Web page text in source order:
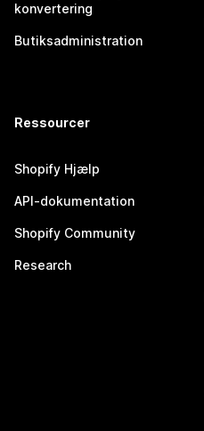
konvertering
Butiksadministration
Ressourcer
Shopify Hjælp
API-dokumentation
Shopify Community
Research